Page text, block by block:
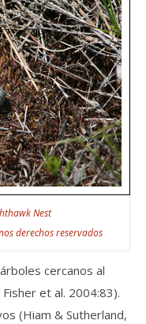
Nest
derechos reservados
cercanos al
et al. 2004:83).
(Hiam & Sutherland,